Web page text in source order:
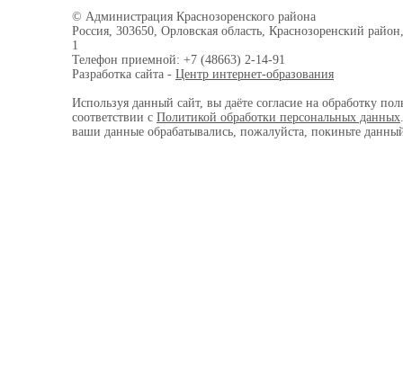
© Администрация Краснозоренского района
Россия, 303650, Орловская область, Краснозоренский
1
Телефон приемной: +7 (48663) 2-14-91
Разработка сайта - Центр интернет-образования
Используя данный сайт, вы даёте согласие на обработку
соответствии с Политикой обработки персональных данных
ваши данные обрабатывались, пожалуйста, покиньте